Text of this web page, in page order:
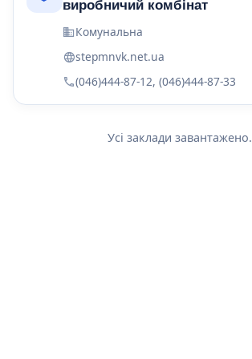
виробничий комбінат
Комунальна
stepmnvk.net.ua
(046)444-87-12, (046)444-87-33
Усі заклади завантажено.